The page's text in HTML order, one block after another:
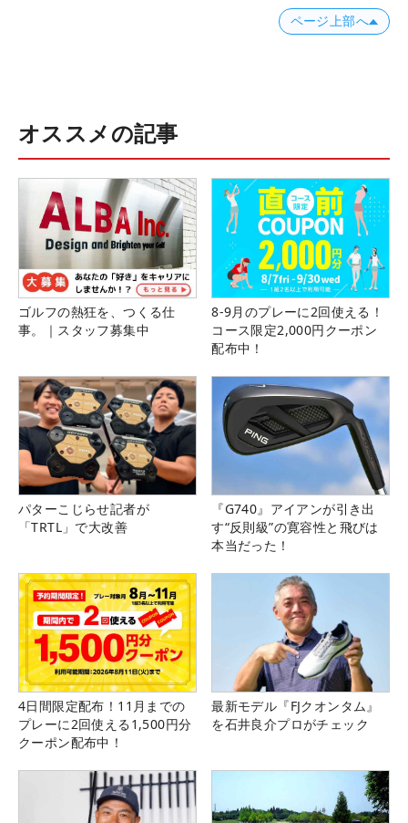
ページ上部へ
オススメの記事
ゴルフの熱狂を、つくる仕
事。｜スタッフ募集中
8-9月のプレーに2回使える！
コース限定2,000円クーポン
配布中！
パターこじらせ記者が
「TRTL」で大改善
『G740』アイアンが引き出
す“反則級”の寛容性と飛びは
本当だった！
4日間限定配布！11月までの
プレーに2回使える1,500円分
クーポン配布中！
最新モデル『FJクオンタム』
を石井良介プロがチェック